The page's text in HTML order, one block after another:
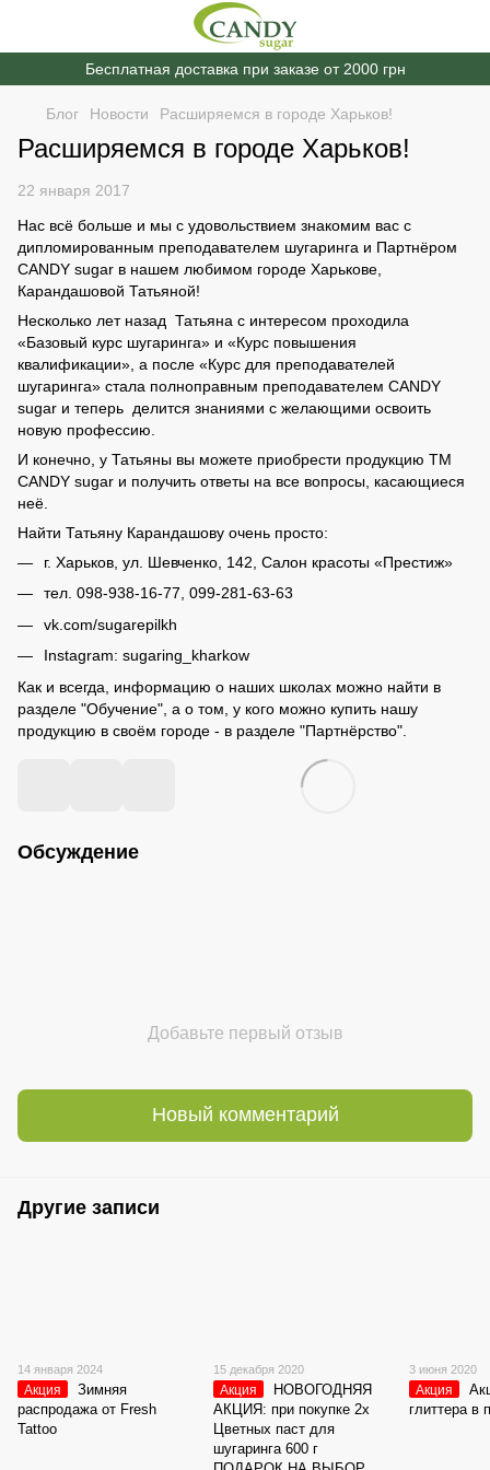
Бесплатная доставка при заказе от 2000 грн
Блог Новости Расширяемся в городе Харьков!
Расширяемся в городе Харьков!
22 января 2017
Нас всё больше и мы с удовольствием знакомим вас с
дипломированным преподавателем шугаринга и Партнёром
CANDY sugar в нашем любимом городе Харькове,
Карандашовой Татьяной!
Несколько лет назад Татьяна с интересом проходила
«Базовый курс шугаринга» и «Курс повышения
квалификации», а после «Курс для преподавателей
шугаринга» стала полноправным преподавателем СANDY
sugar и теперь делится знаниями с желающими освоить
новую профессию.
И конечно, у Татьяны вы можете приобрести продукцию ТМ
CANDY sugar и получить ответы на все вопросы, касающиеся
неё.
Найти Татьяну Карандашову очень просто:
г. Харьков, ул. Шевченко, 142, Салон красоты «Престиж»
тел. 098-938-16-77, 099-281-63-63
vk.com/sugarepilkh
Instagram: sugaring_kharkow
Как и всегда, информацию о наших школах можно найти в
разделе "Обучение", а о том, у кого можно купить нашу
продукцию в своём городе - в разделе "Партнёрство".
Обсуждение
Добавьте первый отзыв
Новый комментарий
Другие записи
14 января 2024
Акция
Зимняя
распродажа от Fresh
Tattoo
15 декабря 2020
Акция
НОВОГОДНЯЯ
АКЦИЯ: при покупке 2х
Цветных паст для
шугаринга 600 г
3 июня 2020
Акция
глиттера в